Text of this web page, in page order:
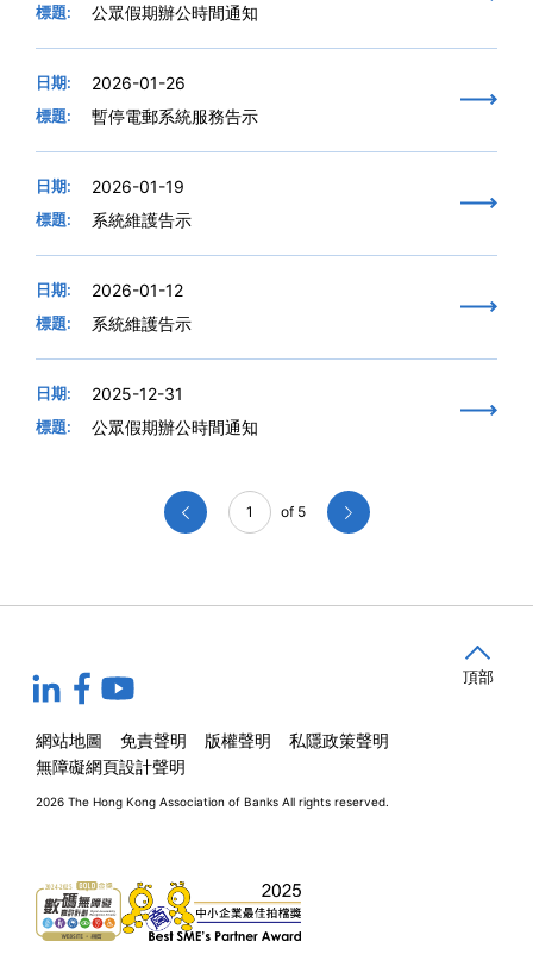
標題: 公眾假期辦公時間通知
日期: 2026-01-26
標題: 暫停電郵系統服務告示
日期: 2026-01-19
標題: 系統維護告示
日期: 2026-01-12
標題: 系統維護告示
日期: 2025-12-31
標題: 公眾假期辦公時間通知
1 of 5
網站地圖 免責聲明 版權聲明
私隱政策聲明
無障礙網頁設計聲明
2026 The Hong Kong Association of Banks All rights reserved.
頂部